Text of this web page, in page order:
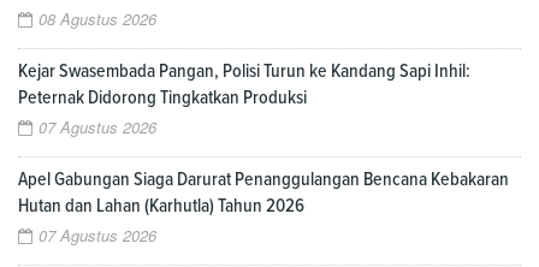
08 Agustus 2026
Kejar Swasembada Pangan, Polisi Turun ke Kandang Sapi Inhil:
Peternak Didorong Tingkatkan Produksi
07 Agustus 2026
Apel Gabungan Siaga Darurat Penanggulangan Bencana Kebakaran
Hutan dan Lahan (Karhutla) Tahun 2026
07 Agustus 2026